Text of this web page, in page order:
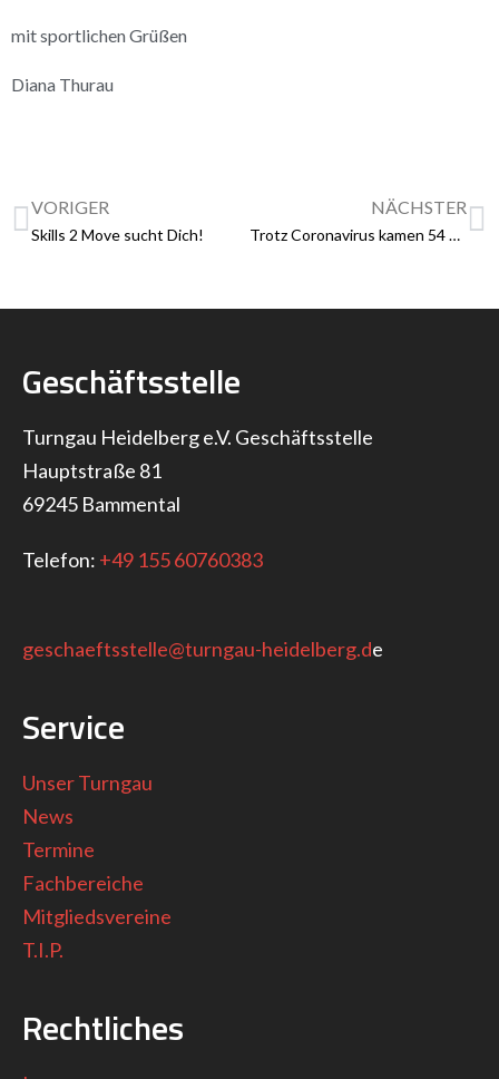
mit sportlichen Grüßen
Diana Thurau
VORIGER
Skills 2 Move sucht Dich!
NÄCHSTER
Trotz Coronavirus kamen 54 Mannschaften zu den Bestenkämpfen im Gerätturnen nach Wieblingen
Geschäftsstelle
Turngau Heidelberg e.V. Geschäftsstelle
Hauptstraße 81
69245 Bammental
Telefon: +49 155 60760383
geschaeftsstelle@turngau-heidelberg.de
Service
Unser Turngau
News
Termine
Fachbereiche
Mitgliedsvereine
T.I.P.
Rechtliches